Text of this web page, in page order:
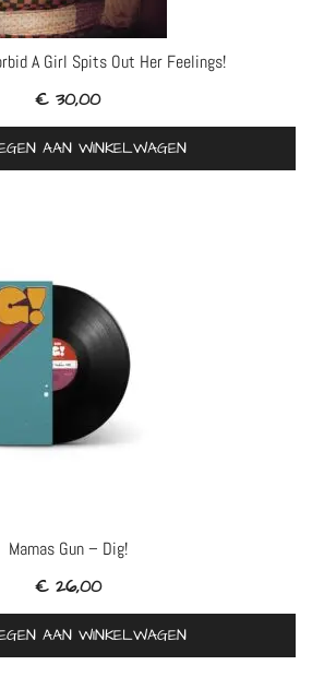
A Girl Spits Out Her Feelings!
€ 30,00
AAN WINKELWAGEN
Mamas Gun – Dig!
€26,00
AAN WINKELWAGEN